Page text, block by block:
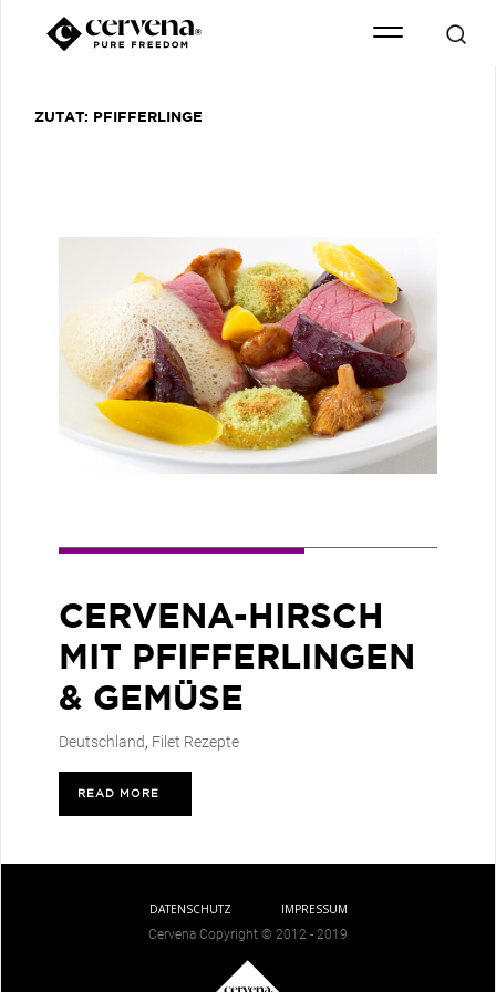
ZUTAT: PFIFFERLINGE
CERVENA-HIRSCH
MIT PFIFFERLINGEN
& GEMÜSE
Deutschland, Filet Rezepte
READ MORE
DATENSCHUTZ
IMPRESSUM
Cervena Copyright © 2012 - 2019